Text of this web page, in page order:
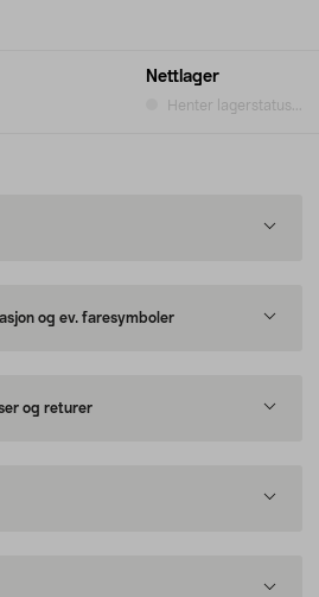
Nettlager
Henter lagerstatus...
og ev. faresymboler
og returer